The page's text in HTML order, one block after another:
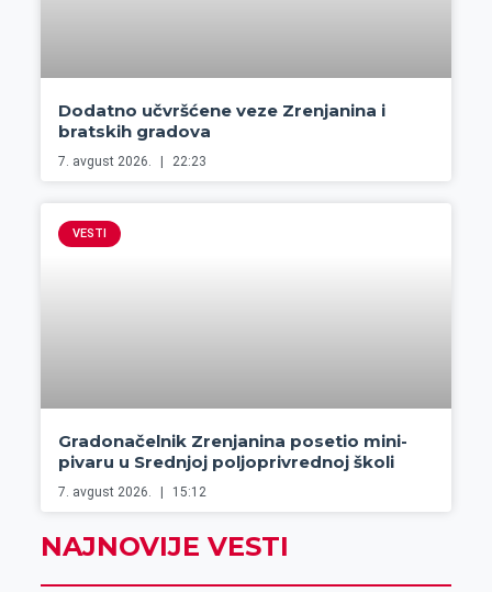
Dodatno učvršćene veze Zrenjanina i
bratskih gradova
7. avgust 2026. 22:23
VESTI
Gradonačelnik Zrenjanina posetio mini-
pivaru u Srednjoj poljoprivrednoj školi
7. avgust 2026. 15:12
NAJNOVIJE VESTI